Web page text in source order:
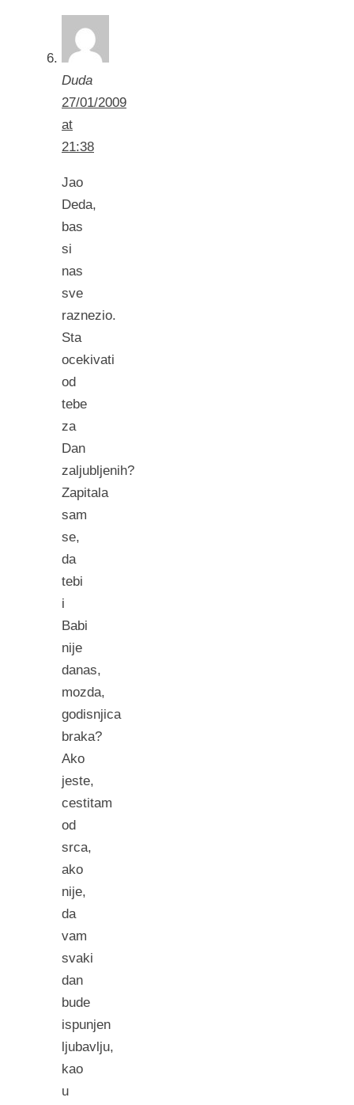
Duda
27/01/2009
at
21:38
Jao
Deda,
bas
si
nas
sve
raznezio.
Sta
ocekivati
od
tebe
za
Dan
zaljubljenih?
Zapitala
sam
se,
da
tebi
i
Babi
nije
danas,
mozda,
godisnjica
braka?
Ako
jeste,
cestitam
od
srca,
ako
nije,
da
vam
svaki
dan
bude
ispunjen
ljubavlju,
kao
u